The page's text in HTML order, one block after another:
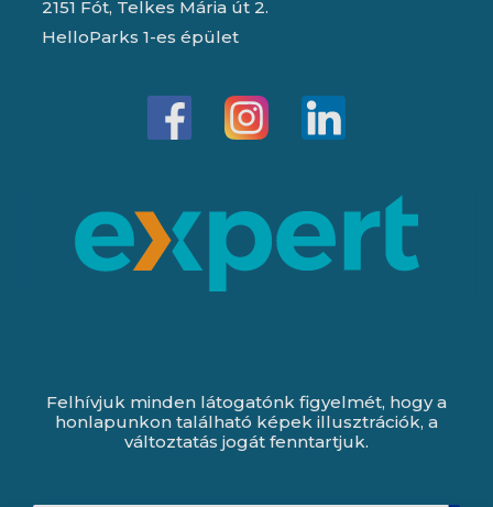
2151 Fót, Telkes Mária út 2.
HelloParks 1-es épület
Felhívjuk minden látogatónk figyelmét, hogy a
honlapunkon található képek illusztrációk, a
változtatás jogát fenntartjuk.